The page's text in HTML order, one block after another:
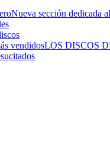
Nueva sección dedicada
vendidosLOS DISCOS